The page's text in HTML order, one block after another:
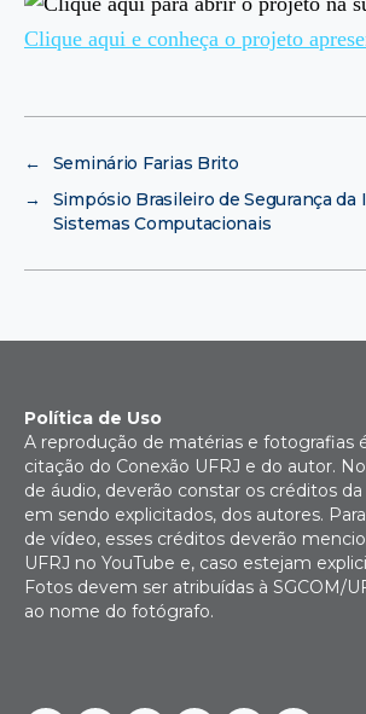
Clique aqui e conheça o projeto
←
Seminário Farias Brito
→
Simpósio Brasileiro de Segurança da
Sistemas Computacionais
Política de Uso
A reprodução de matérias e fotografias
citação do Conexão UFRJ e do autor.
de áudio, deverão constar os créditos da
em sendo explicitados, dos autores.
de vídeo, esses créditos deverão
UFRJ no YouTube e, caso estejam
Fotos devem ser atribuídas à SGCOM/
ao nome do fotógrafo.